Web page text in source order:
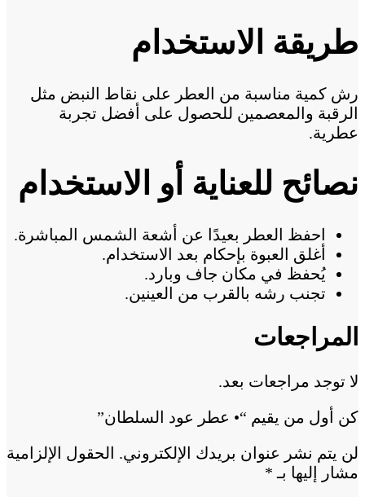
طريقة الاستخدام
رش كمية مناسبة من العطر على نقاط النبض مثل
الرقبة والمعصمين للحصول على أفضل تجربة
عطرية.
نصائح للعناية أو الاستخدام
احفظ العطر بعيدًا عن أشعة الشمس المباشرة.
أغلق العبوة بإحكام بعد الاستخدام.
يُحفظ في مكان جاف وبارد.
تجنب رشه بالقرب من العينين.
المراجعات
لا توجد مراجعات بعد.
كن أول من يقيم “• عطر عود السلطان”
لن يتم نشر عنوان بريدك الإلكتروني. الحقول الإلزامية
مشار إليها بـ *